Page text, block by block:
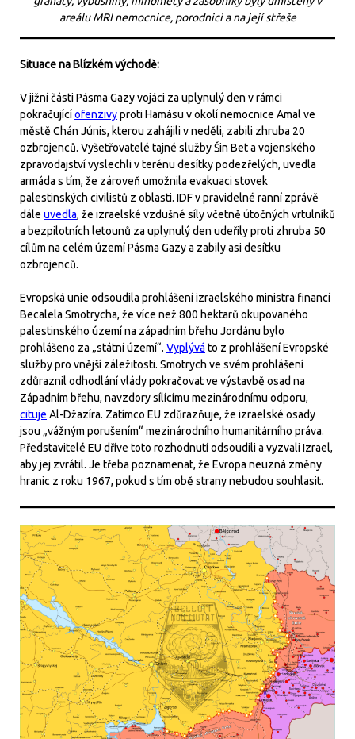
areálu MRI nemocnice, porodnici a na její střeše
Situace na Blízkém východě:
V jižní části Pásma Gazy vojáci za uplynulý den v rámci
pokračujícíofenzivyproti Hamásu v okolí nemocnice Amal ve
městě Chán Júnis, kterou zahájili v neděli, zabili zhruba 20
ozbrojenců. Vyšetřovatelé tajné služby Šin Bet a vojenského
zpravodajství vyslechli v terénu desítky podezřelých, uvedla
armáda s tím, že zároveň umožnila evakuaci stovek
palestinských civilistů z oblasti. IDF v pravidelné ranní zprávě
dále uvedla, že izraelské vzdušné síly včetně útočných vrtulníků
a bezpilotních letounů za uplynulý den udeřily proti zhruba 50
cílům na celém území Pásma Gazy a zabily asi desítku
ozbrojenců.
Evropská unie odsoudila prohlášení izraelského ministra financí
Becalela Smotrycha, že více než 800 hektarů okupovaného
palestinského území na západním břehu Jordánu bylo
prohlášeno za „státní území“. Vyplývá to z prohlášení Evropské
služby pro vnější záležitosti. Smotrych ve svém prohlášení
zdůraznil odhodlání vlády pokračovat ve výstavbě osad na
Západním břehu, navzdory sílícímu mezinárodnímu odporu,
cituje Al-Džazíra. Zatímco EU zdůrazňuje, že izraelské osady
jsou „vážným porušením“ mezinárodního humanitárního práva.
Představitelé EU dříve toto rozhodnutí odsoudili a vyzvali Izrael,
aby jej zvrátil. Je třeba poznamenat, že Evropa neuzná změny
hranic z roku 1967, pokud s tím obě strany nebudou souhlasit.